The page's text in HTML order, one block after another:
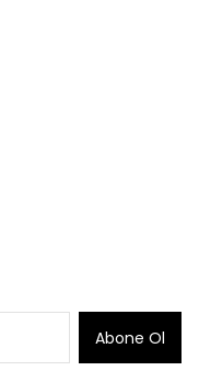
Abone Ol